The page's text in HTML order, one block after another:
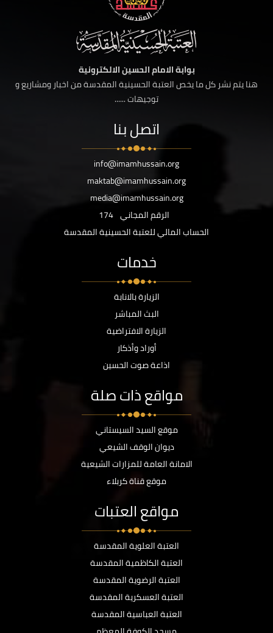
بوابة الامام الحسين الالكترونية
هنا يتم نشر كل ما يخص العتبة الحسينية المقدسة من اخبار ومشاريع و
توجيهات ......
اتصل بنا
info@imamhussain.org
maktab@imamhussain.org
media@imamhussain.org
الرقم المجاني 174
الحساب المالي للعتبة الحسينية المقدسة
خدمات
الزيارة بالانابة
البث المباشر
الزيارة الافتراضية
أوراد وأذكار
اذاعة صوت الحسين
مواقع ذات صلة
موقع السيد السيستاني
ديوان الوقف الشيعي
الامانة العامة للمزارات الشيعية
موقع قناة كربلاء
مواقع العتبات
العتبة العلوية المقدسة
العتبة الكاظمية المقدسة
العتبة الرضوية المقدسة
العتبة العسكرية المقدسة
العتبة العباسية المقدسة